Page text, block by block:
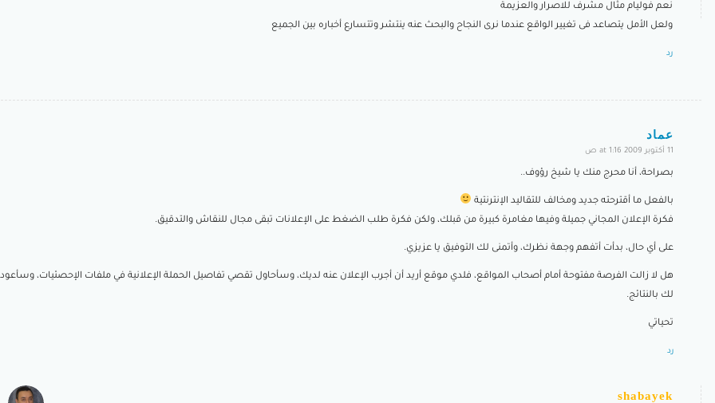
نعم فوليام مثال مشرف للاصرار والعزيمة
ولعل الأمل يتصاعد فى تغيير الواقع عندما نرى النجاح والبحث عنه ينتشر وتتسارع أخباره بين الجميع
رد
عماد
11 أكتوبر 2009 at 1:16 ص
بصراحة، أنا محرج منك يا شيخ رؤوف..
بالفعل ما أقترحته جديد ومخالف للتقاليد الإنترنتية
فكرة الإعلان المجاني جميلة وفيها مغامرة كبيرة من قبلك، ولكن فكرة طلب الضغط على الإعلانات تبقى مجال للنقاش والتدقيق.
على أي حال، بدأت أتفهم وجهة نظرك، وأتمنى لك التوفيق يا عزيزي.
هل لا زالت الفرصة مفتوحة أمام أصحاب المواقع، فلدي موقع أريد أن أجرب الإعلان عنه لديك، وسأحاول تقصي تفاصيل الحملة الإعلانية في ملفات الإحصئيات، وسأعود
لك بالنتائج.
تحياتي
رد
shabayek